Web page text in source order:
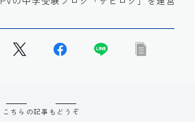
こちらの記事もどうぞ